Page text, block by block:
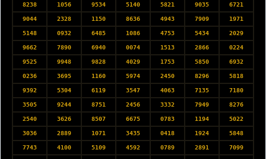
8238 1056 9534 5140 5821 9035 6721
9044 2328 1150 8636 4943 7909 1971
5148 0932 6485 1086 4753 5434 2029
9662 7890 6940 0074 1513 2866 0224
9525 9948 9828 4029 1753 5850 6932
0236 3695 1160 5974 2450 8296 5818
9392 5304 6119 3547 4063 7135 7180
3505 9244 8751 2456 3332 7949 8276
2540 3626 8507 6675 0783 1194 5022
3036 2889 1071 3435 0418 1924 5848
7743 4100 5109 4592 0789 2891 7099